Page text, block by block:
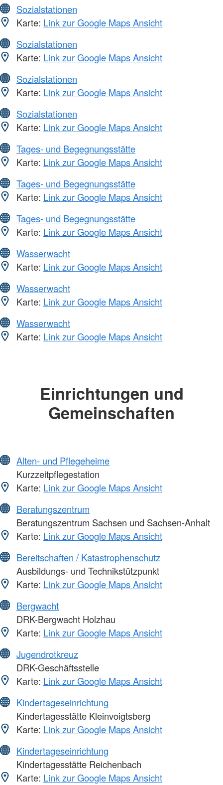
Sozialstationen
Karte: Link zur Google Maps Ansicht
Sozialstationen
Karte: Link zur Google Maps Ansicht
Sozialstationen
Karte: Link zur Google Maps Ansicht
Sozialstationen
Karte: Link zur Google Maps Ansicht
Tages- und Begegnungsstätte
Karte: Link zur Google Maps Ansicht
Tages- und Begegnungsstätte
Karte: Link zur Google Maps Ansicht
Tages- und Begegnungsstätte
Karte: Link zur Google Maps Ansicht
Wasserwacht
Karte: Link zur Google Maps Ansicht
Wasserwacht
Karte: Link zur Google Maps Ansicht
Wasserwacht
Karte: Link zur Google Maps Ansicht
Einrichtungen und
Gemeinschaften
Alten- und Pflegeheime
Kurzzeitpflegestation
Karte: Link zur Google Maps Ansicht
Beratungszentrum
Beratungszentrum Sachsen und Sachsen-Anhalt
Karte: Link zur Google Maps Ansicht
Bereitschaften / Katastrophenschutz
Ausbildungs- und Technikstützpunkt
Karte: Link zur Google Maps Ansicht
Bergwacht
DRK-Bergwacht Holzhau
Karte: Link zur Google Maps Ansicht
Jugendrotkreuz
DRK-Geschäftsstelle
Karte: Link zur Google Maps Ansicht
Kindertageseinrichtung
Kindertagesstätte Kleinvoigtsberg
Karte: Link zur Google Maps Ansicht
Kindertageseinrichtung
Kindertagesstätte Reichenbach
Karte: Link zur Google Maps Ansicht